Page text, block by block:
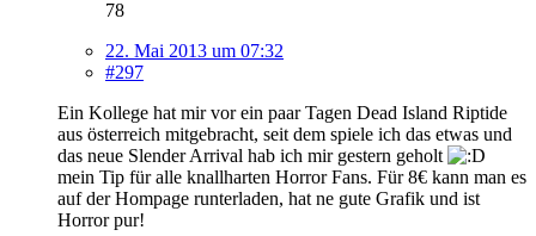
78
22. Mai 2013 um 07:32
#297
Ein Kollege hat mir vor ein paar Tagen Dead Island Riptide
aus österreich mitgebracht, seit dem spiele ich das etwas und
das neue Slender Arrival hab ich mir gestern geholt
mein Tip für alle knallharten Horror Fans. Für 8€ kann man es
auf der Hompage runterladen, hat ne gute Grafik und ist
Horror pur!